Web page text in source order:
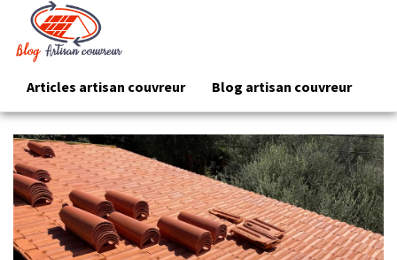
Articles artisan couvreur Blog artisan couvreur